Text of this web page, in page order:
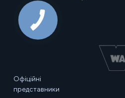
Офіційні
представники